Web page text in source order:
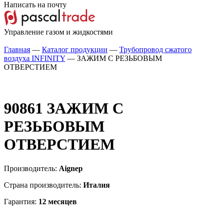
Написать на почту
Управление газом и жидкостями
Главная — Каталог продукции — Трубопровод сжатого
воздуха INFINITY — ЗАЖИМ С РЕЗЬБОВЫМ
ОТВЕРСТИЕМ
90861 ЗАЖИМ С
РЕЗЬБОВЫМ
ОТВЕРСТИЕМ
Производитель: Aignep
Страна производитель: Италия
Гарантия: 12 месяцев